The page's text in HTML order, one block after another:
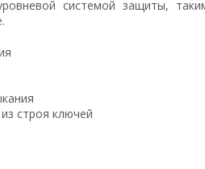
системой защиты,
строя ключей